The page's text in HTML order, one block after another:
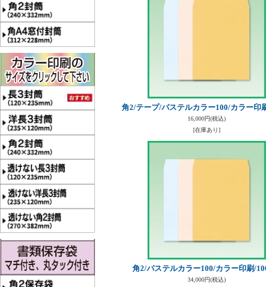
角2/テープ/パステルカラー100/カラー印
16,000円(税込)
[在庫あり]
角2/パステルカラー100/カラー印刷/
34,000円(税込)